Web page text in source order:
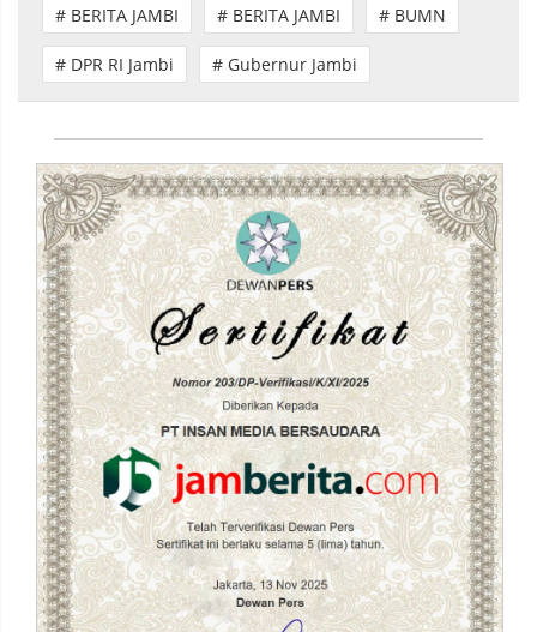
# BERITA JAMBI # BERITA JAMBI # BUMN
# DPR RI Jambi # Gubernur Jambi